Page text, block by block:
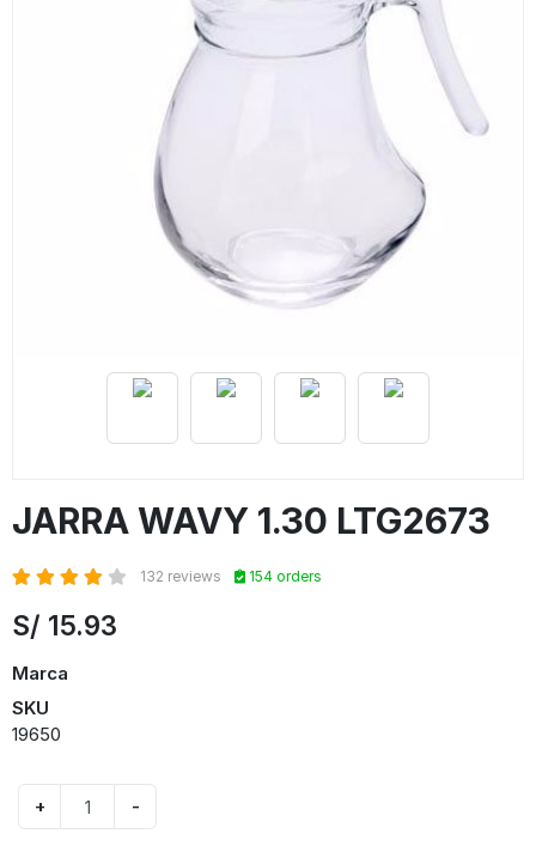
JARRA WAVY 1.30 LTG2673
132 reviews 154 orders
S/ 15.93
Marca
SKU
19650
+ -